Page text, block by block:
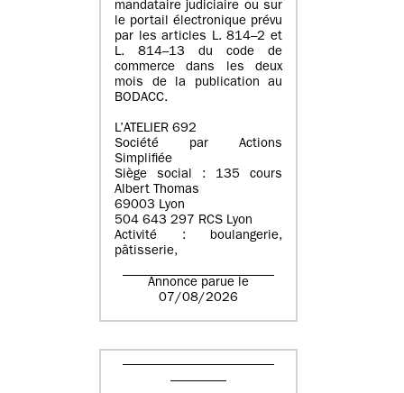
mandataire judiciaire ou sur
le portail électronique prévu
par les articles L. 814–2 et
L. 814–13 du code de
commerce dans les deux
mois de la publication au
BODACC.
L’ATELIER 692
Société par Actions
Simplifiée
Siège social : 135 cours
Albert Thomas
69003 Lyon
504 643 297 RCS Lyon
Activité : boulangerie,
pâtisserie,
Annonce parue le
07/08/2026